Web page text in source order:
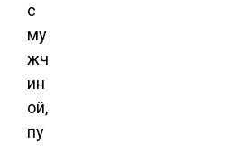
с
му
жч
ин
ой,
пу